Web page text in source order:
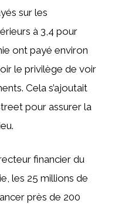
sur les
à 3,4 pour
ont payé environ
le privilège de voir
Cela s’ajoutait
pour assurer la
financier du
les 25 millions de
près de 200